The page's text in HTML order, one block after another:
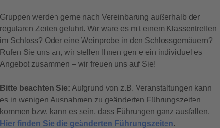
Gruppen werden gerne nach Vereinbarung außerhalb der
regulären Zeiten geführt. Wir wäre es mit einem Klassentreffen
im Schloss? Oder eine Weinprobe in den Schlossgemäuern?
Rufen Sie uns an, wir stellen Ihnen gerne ein individuelles
Angebot zusammen – wir freuen uns auf Sie!
Bitte beachten Sie: Aufgrund von z.B. Veranstaltungen kann
es in wenigen Ausnahmen zu geänderten Führungszeiten
kommen bzw. kann es sein, dass Führungen ganz ausfallen.
Hier finden Sie die geänderten Führungszeiten.